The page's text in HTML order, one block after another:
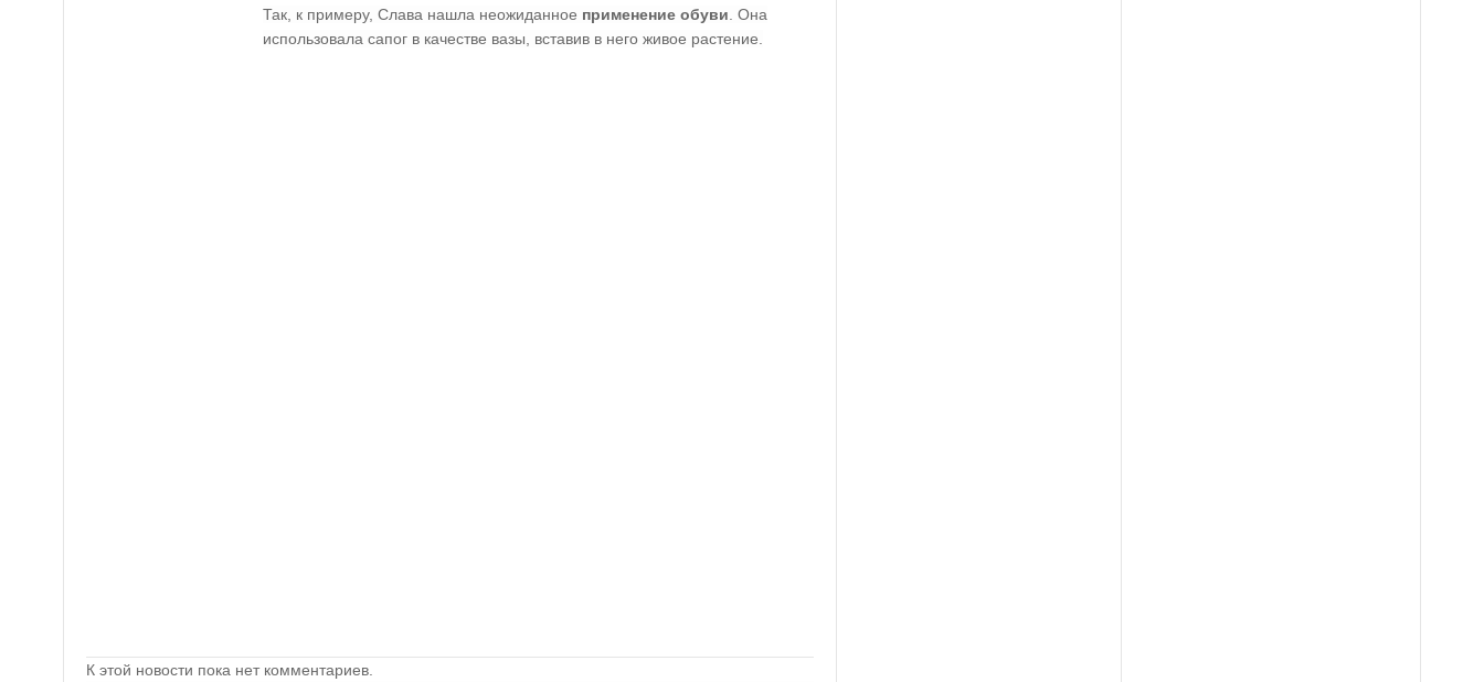
Так, к примеру, Слава нашла неожиданное применение обуви . Она
использовала сапог в качестве вазы, вставив в него живое растение.
К этой новости пока нет комментариев.